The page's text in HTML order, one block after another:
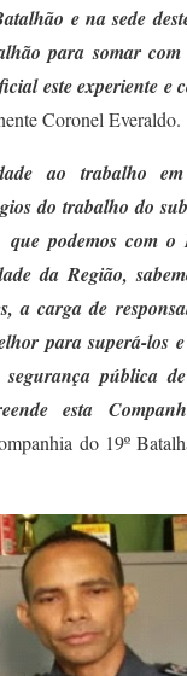
e na sede
para somar
este experiente e
Coronel Everaldo.
ao trabalho
do trabalho do
que podemos com
da Região,
a carga de
para superá-los
pública
esta
do 19º